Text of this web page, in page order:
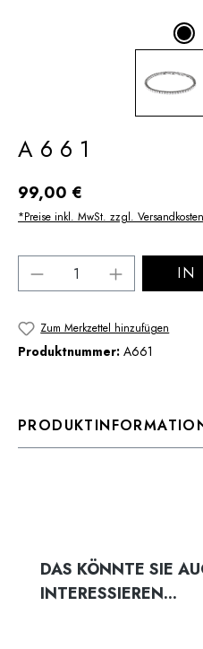
A661
Regulärer Preis:
99,00 €
*Preise inkl. MwSt. zzgl. Versandkosten
Produkt Anzahl: IN
Zum Merkzettel hinzufügen
Produktnummer: A661
Produktgalerie überspringen
DAS KÖNNTE SIE
INTERESSIEREN...